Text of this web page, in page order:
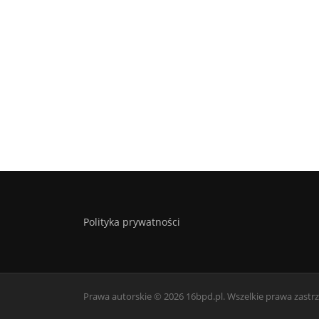
Polityka prywatności
Prawa autorskie © 2026 16bpd.pl. Wszelkie prawa